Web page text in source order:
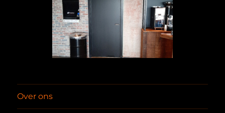
Over ons